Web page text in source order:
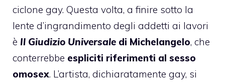
ciclone gay. Questa volta, a finire sotto la
lente d’ingrandimento degli addetti ai lavori
è Il Giudizio Universale di Michelangelo, che
conterrebbe espliciti riferimenti al sesso
omosex. L’artista, dichiaratamente gay, si